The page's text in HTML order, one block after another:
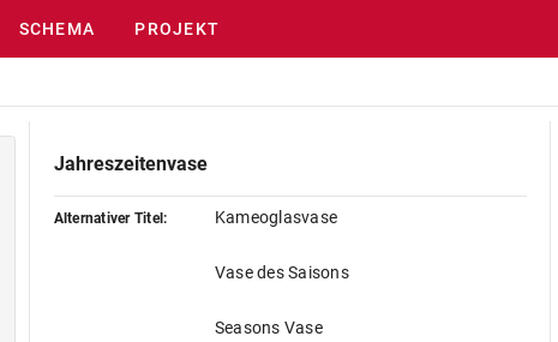
SCHEMA PROJEKT
Jahreszeitenvase
Alternativer Titel: Kameoglasvase
Vase des Saisons
Seasons Vase